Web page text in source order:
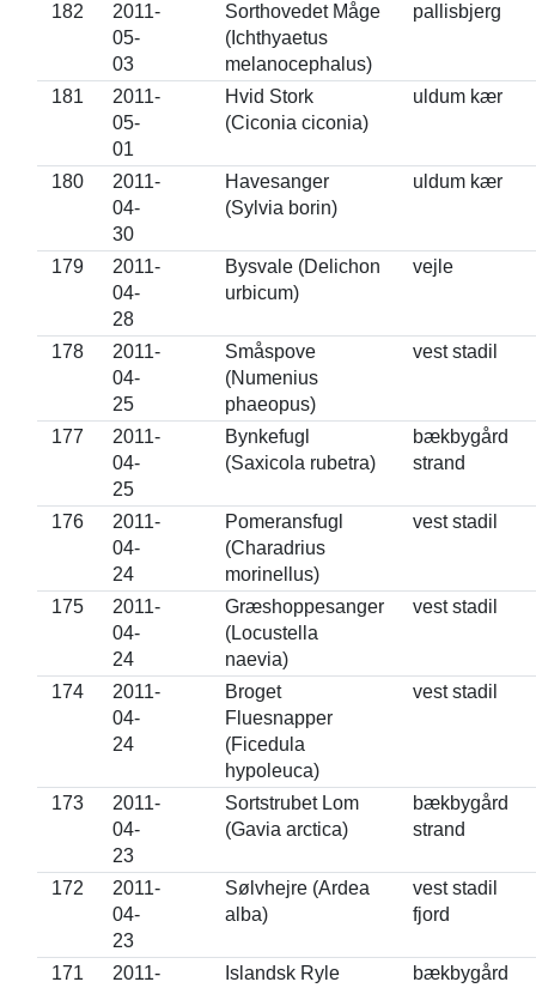
182
2011-
05-
03
Sorthovedet Måge
(Ichthyaetus
melanocephalus)
pallisbjerg
181
2011-
05-
01
Hvid Stork
(Ciconia ciconia)
uldum kær
180
2011-
04-
30
Havesanger
(Sylvia borin)
uldum kær
179
2011-
04-
28
Bysvale (Delichon
urbicum)
vejle
178
2011-
04-
25
Småspove
(Numenius
phaeopus)
vest stadil
177
2011-
04-
25
Bynkefugl
(Saxicola rubetra)
bækbygård
strand
176
2011-
04-
24
Pomeransfugl
(Charadrius
morinellus)
vest stadil
175
2011-
04-
24
Græshoppesanger
(Locustella
naevia)
vest stadil
174
2011-
04-
24
Broget
Fluesnapper
(Ficedula
hypoleuca)
vest stadil
173
2011-
04-
23
Sortstrubet Lom
(Gavia arctica)
bækbygård
strand
172
2011-
04-
23
Sølvhejre (Ardea
alba)
vest stadil
fjord
171
2011-
Islandsk Ryle
bækbygård